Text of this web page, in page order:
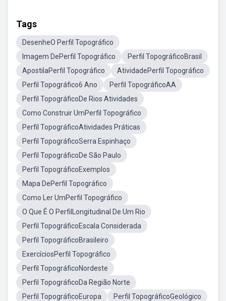
Tags
DesenheO Perfil Topográfico
Imagem DePerfil Topográfico
Perfil TopográficoBrasil
ApostilaPerfil Topográfico
AtividadePerfil Topográfico
Perfil Topográfico6 Ano
Perfil TopográficoAA
Perfil TopográficoDe Rios Atividades
Como Construir UmPerfil Topográfico
Perfil TopográficoAtividades Práticas
Perfil TopográficoSerra Espinhaço
Perfil TopográficoDe São Paulo
Perfil TopográficoExemplos
Mapa DePerfil Topográfico
Como Ler UmPerfil Topográfico
O Que É O PerfilLongitudinal De Um Rio
Perfil TopográficoEscala Considerada
Perfil TopográficoBrasileiro
ExercíciosPerfil Topográfico
Perfil TopográficoNordeste
Perfil TopográficoDa Região Norte
Perfil TopográficoEuropa
Perfil TopográficoGeológico